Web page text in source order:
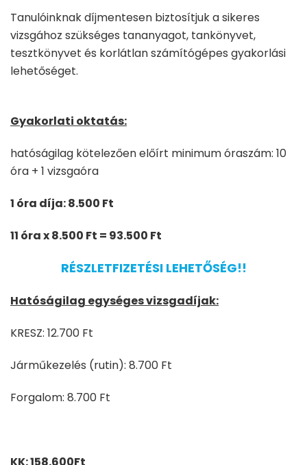
Tanulóinknak díjmentesen biztosítjuk a sikeres
vizsgához szükséges tananyagot, tankönyvet,
tesztkönyvet és korlátlan számítógépes gyakorlási
lehetőséget.
Gyakorlati oktatás:
hatóságilag kötelezően előírt minimum óraszám: 10
óra + 1 vizsgaóra
1 óra díja: 8.500 Ft
11 óra x 8.500 Ft = 93.500 Ft
RÉSZLETFIZETÉSI LEHETŐSÉG!!
Hatóságilag egységes vizsgadíjak:
KRESZ: 12.700 Ft
Járműkezelés (rutin): 8.700 Ft
Forgalom: 8.700 Ft